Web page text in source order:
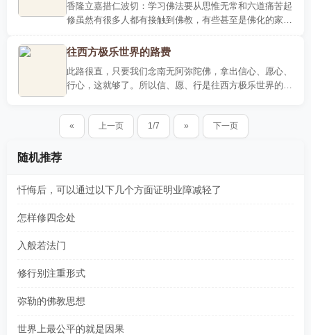
香隆立嘉措仁波切：学习佛法要从思惟无常和六道痛苦起
修虽然有很多人都有接触到佛教，有些甚至是佛化的家庭
几代人的累..
往西方极乐世界的路费
此路很直，只要我们念南无阿弥陀佛，拿出信心、愿心、
行心，这就够了。所以信、愿、行是往西方极乐世界的三
死了又生，..
« 上一页 1/7 » 下一页
随机推荐
忏悔后，可以通过以下几个方面证明业障减轻了
怎样修四念处
入般若法门
修行别注重形式
弥勒的佛教思想
世界上最公平的就是因果